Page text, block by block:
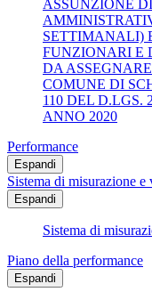
ASSUNZIONE
SETTIMANALI)
FUNZIONARI E
DA
COMUNE DI
110 DEL D.LGS.
ANNO 2020
Performance
Espandi
Sistema di misurazione
Espandi
Sistema di
Piano della performance
Espandi